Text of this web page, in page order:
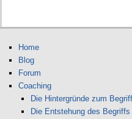
Home
Blog
Forum
Coaching
Die Hintergründe zum
Die Entstehung des